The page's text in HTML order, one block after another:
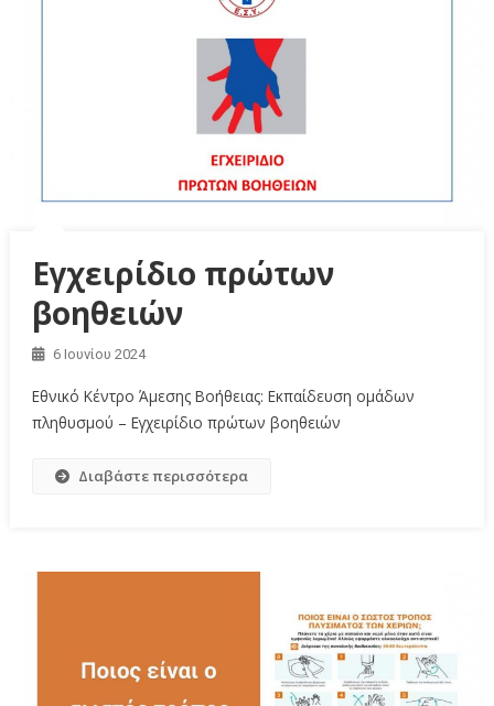
Εγχειρίδιο πρώτων
βοηθειών
6 Ιουνίου 2024
Εθνικό Κέντρο Άμεσης Βοήθειας: Εκπαίδευση ομάδων
πληθυσμού – Εγχειρίδιο πρώτων βοηθειών
Διαβάστε περισσότερα